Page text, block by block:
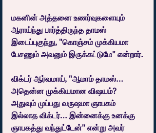
மகனின் அத்தனை உணர்வுகளையும்
ஆராய்ந்து பார்த்திருந்த தாமஸ்
இடைப்புகுந்து, "கொஞ்சம் முக்கியமா
பேசணும் அவனும் இருக்கட்டுமே" என்றார்.
விக்டர் ஆர்வமாய், "ஆமாம் தாமஸ்...
அதென்ன முக்கியமான விஷயம்?
அதுவும் முப்பது வருஷமா ஞாபகம்
இல்லாத விக்டர்... இன்னைக்கு உனக்கு
ஞாபகத்து வந்துட்டேன்" என்று அவர்